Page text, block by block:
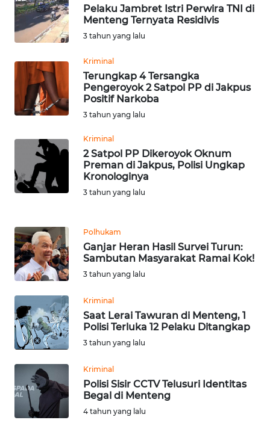
Pelaku Jambret Istri Perwira TNI di
Menteng Ternyata Residivis
3 tahun yang lalu
Kriminal
Terungkap 4 Tersangka
Pengeroyok 2 Satpol PP di Jakpus
Positif Narkoba
3 tahun yang lalu
Kriminal
2 Satpol PP Dikeroyok Oknum
Preman di Jakpus, Polisi Ungkap
Kronologinya
3 tahun yang lalu
Polhukam
Ganjar Heran Hasil Survei Turun:
Sambutan Masyarakat Ramai Kok!
3 tahun yang lalu
Kriminal
Saat Lerai Tawuran di Menteng, 1
Polisi Terluka 12 Pelaku Ditangkap
3 tahun yang lalu
Kriminal
Polisi Sisir CCTV Telusuri Identitas
Begal di Menteng
4 tahun yang lalu
INFO
IKLAN
TENTANG
KAMI
PEDOMAN
REDAKSI
DISCLAIMER
Wahana
News
Regional
WN
SUMUT
JAKARTA
WN
JABAR